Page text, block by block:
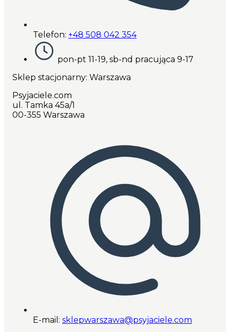
Telefon: +48 508 042 354
pon-pt 11-19, sb-nd pracująca 9-17
Sklep stacjonarny: Warszawa
Psyjaciele.com
ul. Tamka 45a/1
00-355 Warszawa
E-mail: sklepwarszawa@psyjaciele.com